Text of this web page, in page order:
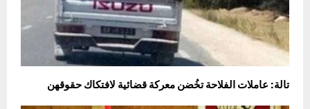
تالة: عاملات الفلاحة تخُضن معركة قضائية لافتكاك حقوقهن